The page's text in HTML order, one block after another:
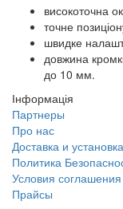
високоточна
точне
швидке
довжина
до 10 мм.
Інформація
Партнеры
Про нас
Доставка и установка
Политика
Условия соглашения
Прайсы